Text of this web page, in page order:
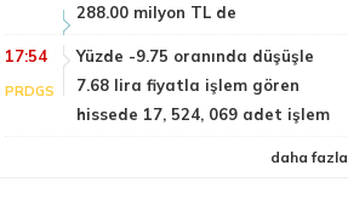
288.00 milyon TL de
17:54
PRDGS
Yüzde -9.75 oranında düşüşle
7.68 lira fiyatla işlem gören
hissede 17, 524, 069 adet işlem
daha fazla